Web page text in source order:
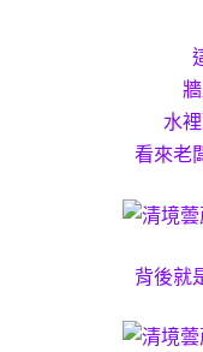
水
看來老
背後就